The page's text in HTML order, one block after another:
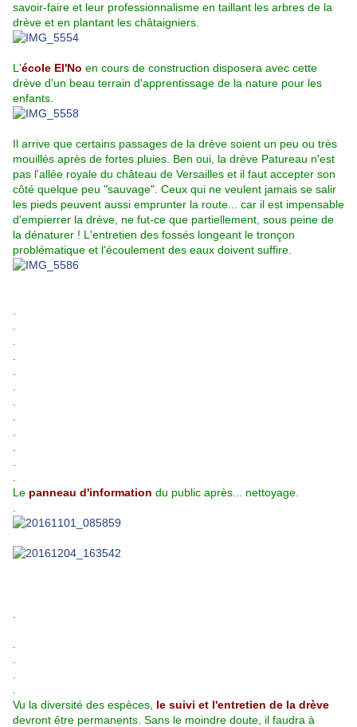
savoir-faire et leur professionnalisme en taillant les arbres de la
drève et en plantant les châtaigniers.
L'école El'No en cours de construction disposera avec cette
drève d'un beau terrain d'apprentissage de la nature pour les
enfants.
Il arrive que certains passages de la drève soient un peu ou très
mouillés après de fortes pluies. Ben oui, la drève Patureau n'est
pas l'allée royale du château de Versailles et il faut accepter son
côté quelque peu "sauvage". Ceux qui ne veulent jamais se salir
les pieds peuvent aussi emprunter la route... car il est impensable
d'empierrer la drève, ne fut-ce que partiellement, sous peine de
la dénaturer ! L'entretien des fossés longeant le tronçon
problématique et l'écoulement des eaux doivent suffire.
Le panneau d'information du public après... nettoyage.
Vu la diversité des espèces, le suivi et l'entretien de la drève
devront être permanents. Sans le moindre doute, il faudra à